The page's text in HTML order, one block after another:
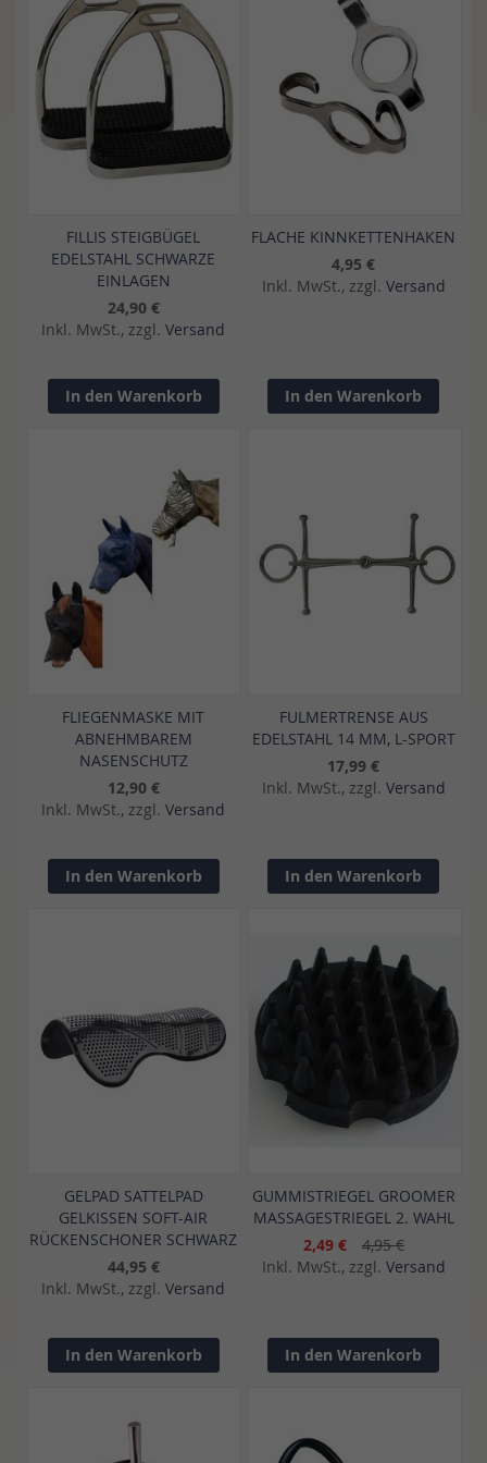
FILLIS STEIGBÜGEL
EDELSTAHL SCHWARZE
EINLAGEN
24,90 €
Inkl. MwSt., zzgl. Versand
In den Warenkorb
FLACHE KINNKETTENHAKEN
4,95 €
Inkl. MwSt., zzgl. Versand
In den Warenkorb
FLIEGENMASKE MIT
ABNEHMBAREM
NASENSCHUTZ
12,90 €
Inkl. MwSt., zzgl. Versand
In den Warenkorb
FULMERTRENSE AUS
EDELSTAHL 14 MM, L-SPORT
17,99 €
Inkl. MwSt., zzgl. Versand
In den Warenkorb
GELPAD SATTELPAD
GELKISSEN SOFT-AIR
RÜCKENSCHONER SCHWARZ
44,95 €
Inkl. MwSt., zzgl. Versand
In den Warenkorb
GUMMISTRIEGEL GROOMER
MASSAGESTRIEGEL 2. WAHL
2,49 €
4,95 €
Inkl. MwSt., zzgl. Versand
In den Warenkorb